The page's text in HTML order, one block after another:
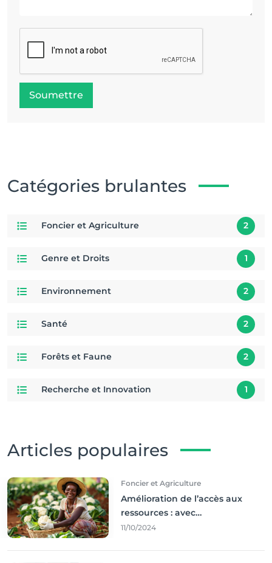
Soumettre
Catégories brulantes
Foncier et Agriculture 2
Genre et Droits 1
Environnement 2
Santé 2
Forêts et Faune 2
Recherche et Innovation 1
Articles populaires
Foncier et Agriculture
Amélioration de l’accès aux
ressources : avec
l'incontournable ’agriculture
11/10/2024